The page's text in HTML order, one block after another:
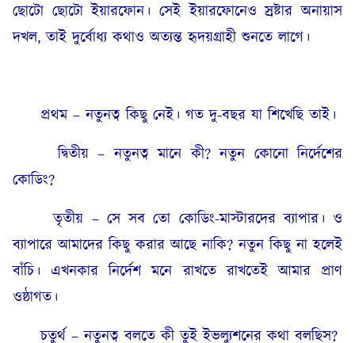
ছোটো ছোটো ইয়ারফোন। সেই ইয়ারফোনেও স্রষ্টার অনায়াস
দখল, তাই দুর্বোধ্য কথাও অত্যন্ত হৃদয়গ্রাহী শুনতে লাগে।
প্রথম – নতুনত্ব কিছু নেই। গত দু-বছর যা শিখেছি তাই।
দ্বিতীয় – নতুনত্ব মানে কী? নতুন কোনো নির্দেশের
কোডিং?
তৃতীয় – সে সব তো কোডিং-মাস্টারদের ব্যাপার। ও
ব্যাপারে আমাদের কিছু করার আছে নাকি? নতুন কিছু না হলেই
বাঁচি। এখনকার নির্দেশ মনে রাখতে রাখতেই আমার প্রাণ
ওষ্ঠাগত।
চতুর্থ – নতুনত্ব বলতে কী তুই ইভল্যুশনের কথা বলছিস?